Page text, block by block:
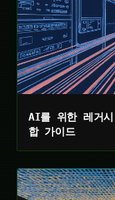
AI를 위한 레거
합 가이드